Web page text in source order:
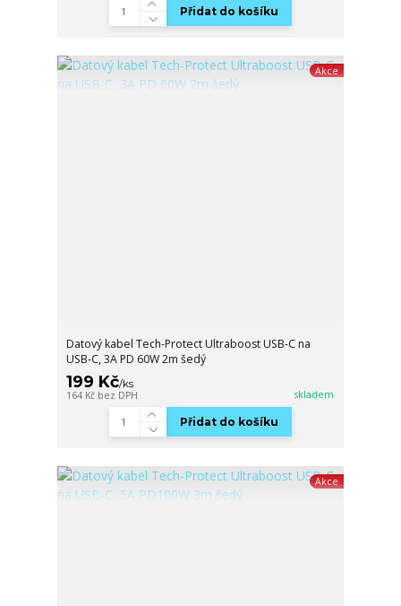
Přidat do košíku
Akce
Datový kabel Tech-Protect Ultraboost USB-C na
USB-C, 3A PD 60W 2m šedý
199 Kč/ks
164 Kč bez DPH skladem
Přidat do košíku
Akce